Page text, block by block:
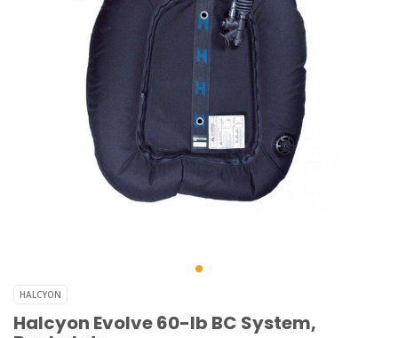
HALCYON
Halcyon Evolve 60-lb BC System,